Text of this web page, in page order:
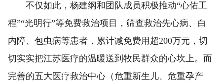
不仅如此，杨建纲和团队成员积极推动“心佑工
程”“光明行”等免费救治项目，筛查救治先心病、白
内障、包虫病等患者，累计减免费用超200万元，切
切实实把江苏医疗的温暖送到牧民群众的心坎上。而
完善的五大医疗救治中心（危重新生儿、危重孕产